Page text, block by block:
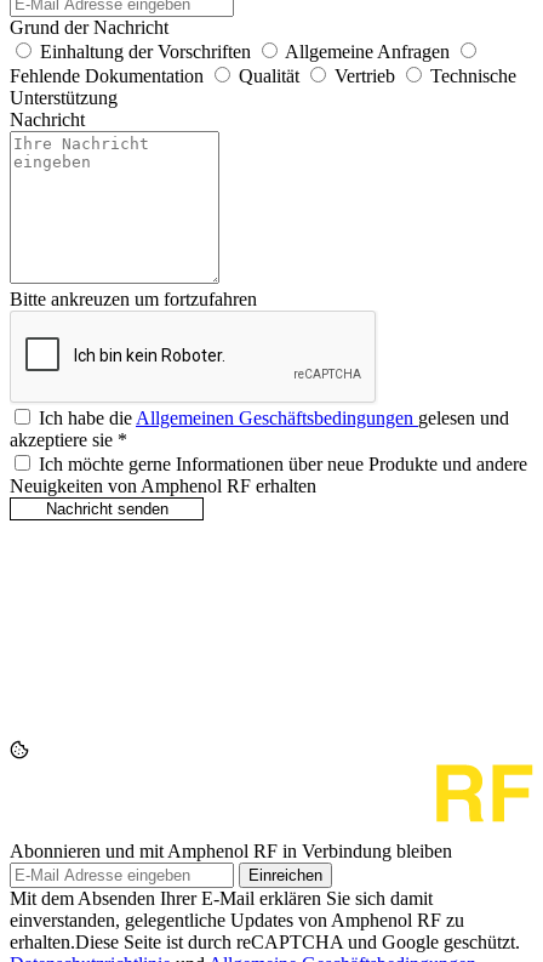
Grund der Nachricht
Einhaltung der Vorschriften
Allgemeine Anfragen
Fehlende Dokumentation
Qualität Vertrieb
Technische
Unterstützung
Nachricht
Bitte ankreuzen um fortzufahren
Ich habe dieAllgemeinen Geschäftsbedingungen gelesen und
akzeptiere sie *
Ich möchte gerne Informationen über neue Produkte und andere
Neuigkeiten von Amphenol RF erhalten
Abonnieren und mit Amphenol RF in Verbindung bleiben
Einreichen
Mit dem Absenden Ihrer E-Mail erklären Sie sich damit
einverstanden, gelegentliche Updates von Amphenol RF zu
erhalten.Diese Seite ist durch reCAPTCHA und Google geschützt.